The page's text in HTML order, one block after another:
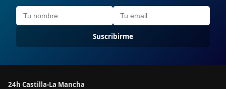
Suscribirme
24h Castilla-La Mancha